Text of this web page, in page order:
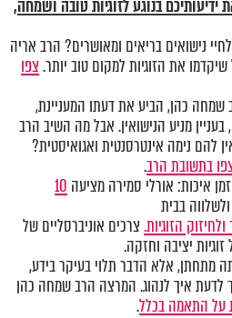
ידיעותיכם בנוגע לזוגיות טובה ושמחה,
נישואים בריאים ומאושרים? הרב אריה
צפו
שמחה כהן, הביע את דעתו המעניינת,
מניע הנישואין. אבל מה השיב הרב
להם נימה אינטרסנטית ואגואיסטית?
בתשובת הרב.
איכות: אורלי סמירה מציעה 10
בבית
הזוגיות.צרכים אוניברסליים של
יציבה וחזקה.
אלא הדבר תלוי בעיקר בידע,
לדעת איך לנהוג. המרצה הרב שמחה כהן
על התאמה בכלל.